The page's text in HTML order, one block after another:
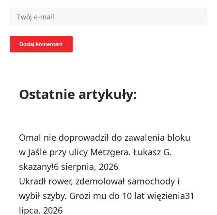
Ostatnie artykuły:
Omal nie doprowadził do zawalenia bloku
w Jaśle przy ulicy Metzgera. Łukasz G.
skazany!6 sierpnia, 2026
Ukradł rower, zdemolował samochody i
wybił szyby. Grozi mu do 10 lat więzienia31
lipca, 2026